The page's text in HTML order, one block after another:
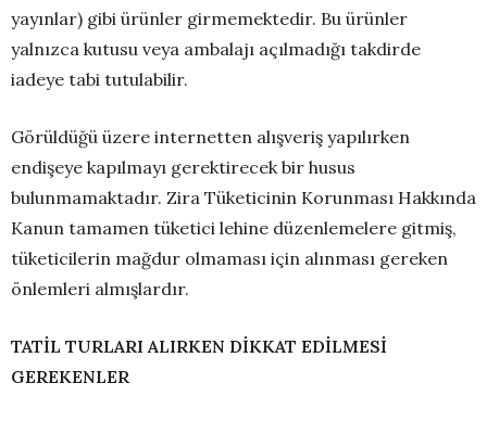
yayınlar) gibi ürünler girmemektedir. Bu ürünler
yalnızca kutusu veya ambalajı açılmadığı takdirde
iadeye tabi tutulabilir.
Görüldüğü üzere internetten alışveriş yapılırken
endişeye kapılmayı gerektirecek bir husus
bulunmamaktadır. Zira Tüketicinin Korunması Hakkında
Kanun tamamen tüketici lehine düzenlemelere gitmiş,
tüketicilerin mağdur olmaması için alınması gereken
önlemleri almışlardır.
TATİL TURLARI ALIRKEN DİKKAT EDİLMESİ
GEREKENLER